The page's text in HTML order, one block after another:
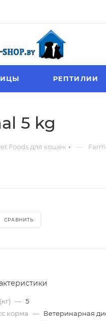
РЕПТИЛИИ
5 kg
Foods для кошек —
СРАВНИТЬ
— 5
корма — Ветеринарная